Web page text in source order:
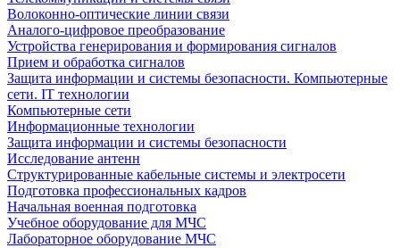
Волоконно-оптические линии связи
Аналого-цифровое преобразование
Устройства генерирования и формирования сигналов
Прием и обработка сигналов
Защита информации и системы безопасности. Компьютерные
сети. IT технологии
Компьютерные сети
Информационные технологии
Защита информации и системы безопасности
Исследование антенн
Структурированные кабельные системы и электросети
Подготовка профессиональных кадров
Начальная военная подготовка
Учебное оборудование для МЧС
Лабораторное оборудование МЧС